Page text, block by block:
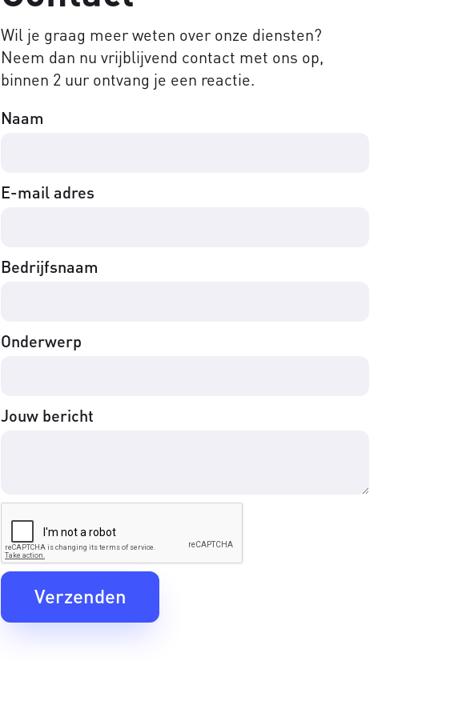
Wil je graag meer weten over onze diensten?
Neem dan nu vrijblijvend contact met ons op,
binnen 2 uur ontvang je een reactie.
Naam
E-mail adres
Bedrijfsnaam
Onderwerp
Jouw bericht